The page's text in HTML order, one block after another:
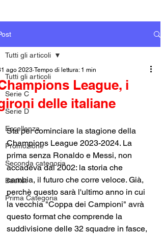
Tutti gli articoli
Serie C
Serie D
Eccellenza
Promozione
Seconda categoria
Basket
Prima Categoria
Tutti gli articoli
League, i
delle italiane
ago 2023 Tempo di lettura: 1 min
Sta per cominciare la stagione della
Champions League 2023-2024. La
prima senza Ronaldo e Messi, non
accadeva dal 2002: la storia che
cambia, il futuro che corre veloce. Già,
perchè questo sarà l'ultimo anno in cui
la vecchia "Coppa dei Campioni" avrà
questo format che comprende la
suddivisione delle 32 squadre in fasce,